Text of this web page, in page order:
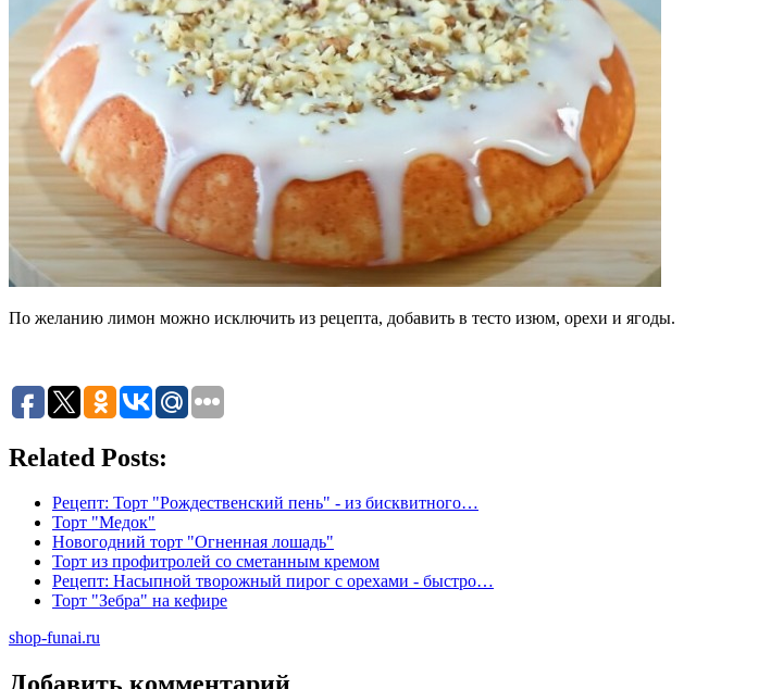
По желанию лимон можно исключить из рецепта, добавить в тесто изюм, орехи и ягоды.
Related Posts:
Рецепт: Торт "Рождественский пень" - из бисквитного…
Торт "Медок"
Новогодний торт "Огненная лошадь"
Торт из профитролей со сметанным кремом
Рецепт: Насыпной творожный пирог с орехами - быстро…
Торт "Зебра" на кефире
shop-funai.ru